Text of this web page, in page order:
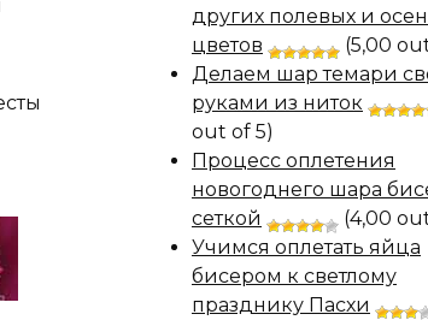
других полевых и
цветов
(5,00
Делаем шар темари
руками из ниток
out of 5)
Процесс оплетения
новогоднего шара
сеткой
(4,00
Учимся оплетать яйца
бисером к светлому
празднику Пасхи